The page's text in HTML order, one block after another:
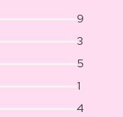
9
3
5
1
4